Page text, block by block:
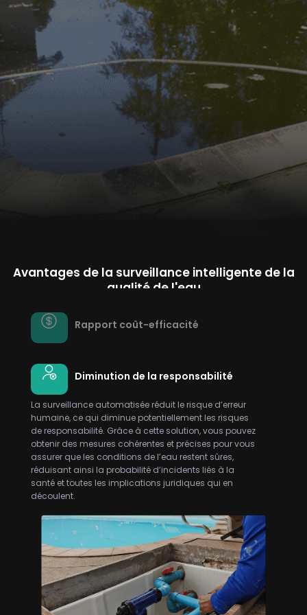
Avantages de la surveillance intelligente de la
qualité de l'eau
Rapport coût-efficacité
Diminution de la responsabilité
La surveillance automatisée réduit le risque d’erreur
humaine, ce qui diminue potentiellement les risques
de responsabilité. Grâce à cette solution, vous pouvez
obtenir des mesures cohérentes et précises pour vous
assurer que les conditions de l’eau restent sûres,
réduisant ainsi la probabilité d’incidents liés à la
santé et toutes les implications juridiques qui en
découlent.